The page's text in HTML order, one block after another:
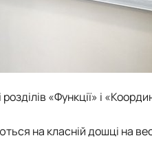
«Функції» і
на класній дошці на